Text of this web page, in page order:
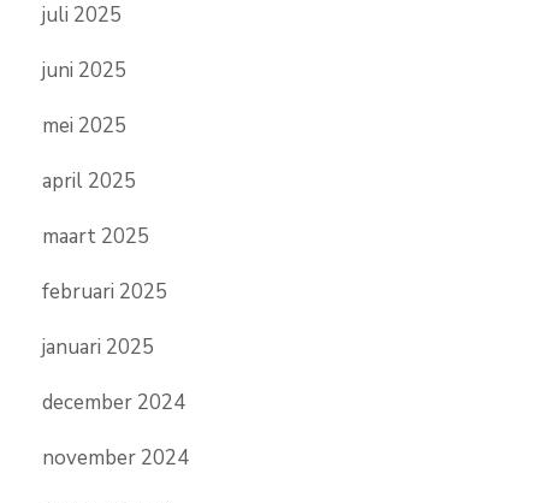
juli 2025
juni 2025
mei 2025
april 2025
maart 2025
februari 2025
januari 2025
december 2024
november 2024